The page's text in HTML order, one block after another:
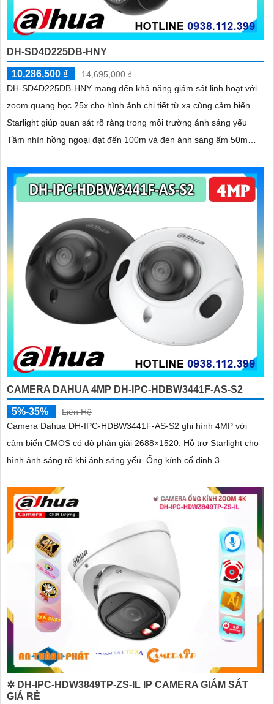
DH-SD4D225DB-HNY
10,286,500 ₫
14,695,000 ₫
DH-SD4D225DB-HNY mang đến khả năng giám sát linh hoạt với
zoom quang học 25x cho hình ảnh chi tiết từ xa cùng cảm biến
Starlight giúp quan sát rõ ràng trong môi trường ánh sáng yếu
Tầm nhìn hồng ngoại đạt đến 100m và đèn ánh sáng ấm 50m
IP67 cùng tốc độ khung hình 30fps@1080p ổn định
CAMERA DAHUA 4MP DH-IPC-HDBW3441F-AS-S2
5%-35%
Liên Hệ
Camera Dahua DH-IPC-HDBW3441F-AS-S2 ghi hình 4MP với
cảm biến CMOS có độ phân giải 2688×1520. Hỗ trợ Starlight cho
hình ảnh sáng rõ khi ánh sáng yếu. Ống kính cố định 3
✲ DH-IPC-HDW3849TP-ZS-IL IP CAMERA GIÁM SÁT
GIÁ RẺ